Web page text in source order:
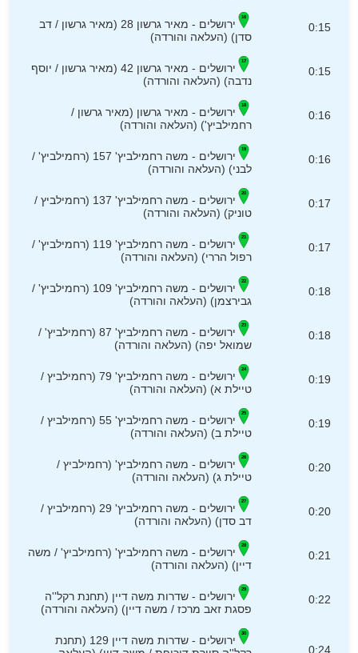
0:15
ירושלים - מאיר גרשון 28 (מאיר גרשון / דב
סדן) (העלאה והורדה)
0:15
ירושלים - מאיר גרשון 42 (מאיר גרשון / יוסף
נדבה) (העלאה והורדה)
0:16
ירושלים - מאיר גרשון (מאיר גרשון /
רחמילביץ') (העלאה והורדה)
0:16
ירושלים - משה רחמילביץ' 157 (רחמילביץ' /
לבני) (העלאה והורדה)
0:17
ירושלים - משה רחמילביץ' 137 (רחמילביץ /
טוניק) (העלאה והורדה)
0:17
ירושלים - משה רחמילביץ' 119 (רחמילביץ' /
רפול הררי) (העלאה והורדה)
0:18
ירושלים - משה רחמילביץ' 109 (רחמילביץ' /
גבירצמן) (העלאה והורדה)
0:18
ירושלים - משה רחמילביץ' 87 (רחמילביץ' /
שמואל יפה) (העלאה והורדה)
0:19
ירושלים - משה רחמילביץ' 79 (רחמילביץ /
טיילת א) (העלאה והורדה)
0:19
ירושלים - משה רחמילביץ' 55 (רחמילביץ /
טיילת ב) (העלאה והורדה)
0:20
ירושלים - משה רחמילביץ' (רחמילביץ /
טיילת ג) (העלאה והורדה)
0:20
ירושלים - משה רחמילביץ' 29 (רחמילביץ /
דב סדן) (העלאה והורדה)
0:21
ירושלים - משה רחמילביץ' (רחמילביץ' / משה
דיין) (העלאה והורדה)
0:22
ירושלים - שדרות משה דיין (תחנת רקל''ה
פסגת זאב מרכז / משה דיין) (העלאה והורדה)
0:24
ירושלים - שדרות משה דיין 129 (תחנת